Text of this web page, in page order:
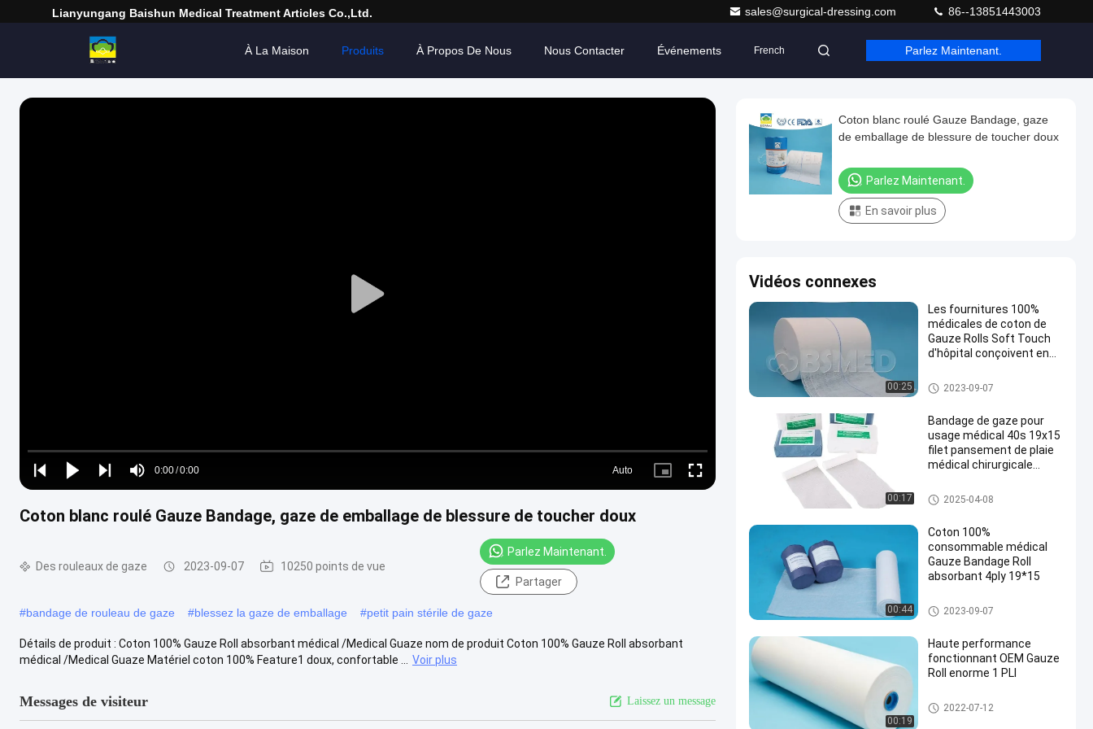
Lianyungang Baishun Medical Treatment Articles Co.,Ltd. sales@surgical-dressing.com 86--13851443003
À La Maison Produits À Propos De Nous Nous Contacter Événements French Parlez Maintenant.
Play
Play
Play
Play
Mute
Time
0:00/0:00
Loaded:
0%
Auto
Picture- Fullscreen
Coton blanc roulé Gauze Bandage, gaze de emballage de blessure de toucher doux
Des rouleaux de gaze 2023-09-07 10250 points de vue
Parlez Maintenant.
Partager
#bandage de rouleau de gaze #blessez la gaze de emballage #petit pain stérile de gaze
Détails de produit : Coton 100% Gauze Roll absorbant médical /Medical Guaze nom de produit Coton 100% Gauze Roll absorbant
médical /Medical Guaze Matériel coton 100% Feature1 doux, confortable ...
Voir plus
Messages de visiteur Laissez un message
Coton blanc roulé Gauze Bandage, gaze
de emballage de blessure de toucher doux
Parlez Maintenant.
En savoir plus
Vidéos connexes
00:25
Les fournitures 100%
médicales de coton de
Gauze Rolls Soft Touch
d'hôpital conçoivent en
Des rouleaux de gaze
2023-09-07
00:17
Bandage de gaze pour
usage médical 40s 19x15
filet pansement de plaie
médical chirurgicale
gaze
Des rouleaux de gaze
2025-04-08
00:44
Coton 100%
consommable médical
Gauze Bandage Roll
absorbant 4ply 19*15
Des rouleaux de gaze
2023-09-07
00:19
Haute performance
fonctionnant OEM Gauze
Roll enorme 1 PLI
Des rouleaux de gaze
2022-07-12